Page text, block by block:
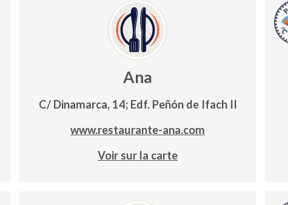
Ana
C/ Dinamarca, 14; Edf. Peñón de Ifach II
www.restaurante-ana.com
Voir sur la carte